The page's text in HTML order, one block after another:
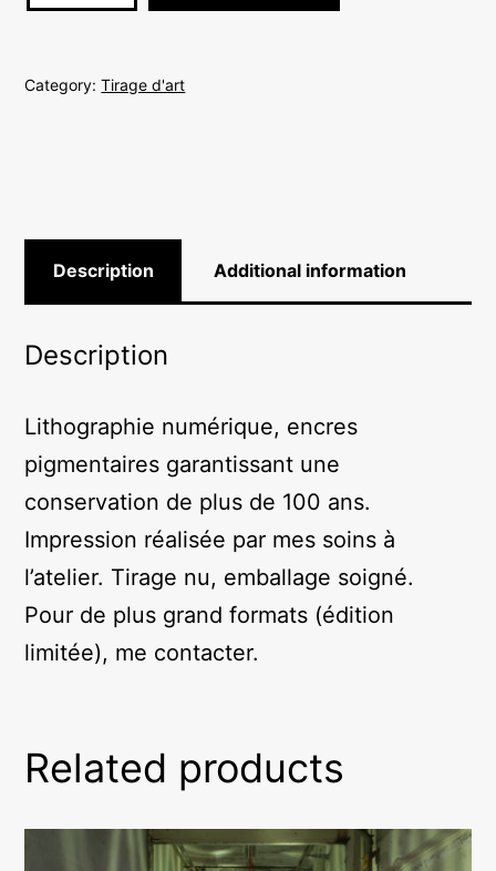
2012
Category:Tirage d'art
Description Additional information
Description
Lithographie numérique, encres
pigmentaires garantissant une
conservation de plus de 100 ans.
Impression réalisée par mes soins à
l’atelier. Tirage nu, emballage soigné.
Pour de plus grand formats (édition
limitée), me contacter.
Related products